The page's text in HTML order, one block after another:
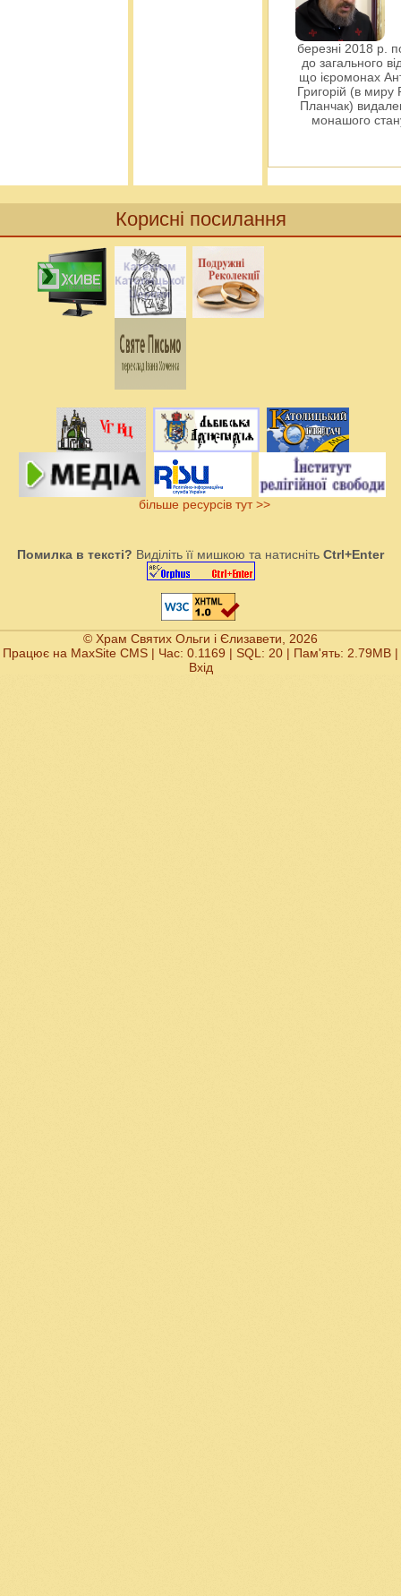
березні 2018 р.
до загального
що ієромонах
Григорій (в миру
Планчак)
монашого
Корисні посилання
більше ресурсів тут >>
Помилка в тексті? Виділіть її мишкою та натисніть Ctrl+Enter
© Храм Святих Ольги і Єлизавети, 2026
Працює на MaxSite CMS | Час: 0.1169 | SQL: 20 | Пам'ять: 2.79MB |
Вхід